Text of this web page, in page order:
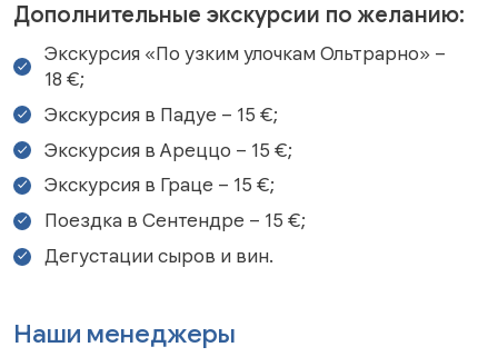
Дополнительные экскурсии по желанию:
Экскурсия «По узким улочкам Ольтрарно» –
18 €;
Экскурсия в Падуе – 15 €;
Экскурсия в Ареццо – 15 €;
Экскурсия в Граце – 15 €;
Поездка в Сентендре – 15 €;
Дегустации сыров и вин.
Наши менеджеры